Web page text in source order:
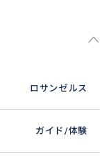
ロサンゼルス
ガイド/体験